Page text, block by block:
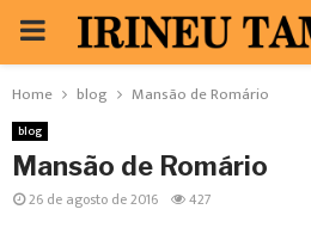
PRIMARY
MENU
Home blog Mansão de Romário
blog
Mansão de Romário
26 de agosto de 2016 427